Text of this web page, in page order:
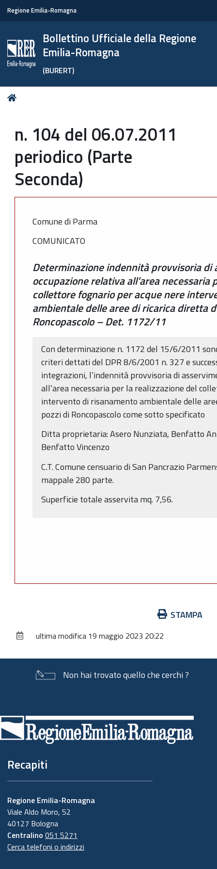
Regione Emilia-Romagna
Bollettino Ufficiale della Regione
Emilia-Romagna
(BURERT)
Tu
n. 104 del 06.07.2011
periodico (Parte
Seconda)
Comune di Parma
COMUNICATO
Determinazione indennità provvisoria di
occupazione relativa all’area necessaria
collettore fognario per acque nere
ambientale delle aree di ricarica diretta
Roncopascolo – Det. 1172/11
Con determinazione n. 1172 del 15/6/2011
criteri dettati del DPR 8/6/2001 n. 327 e
integrazioni, l’indennità provvisoria di
all’area necessaria per la realizzazione del
intervento di risanamento ambientale delle
pozzi di Roncopascolo come sotto specificato
Ditta proprietaria: Asero Nunziata, Benfatto
Benfatto Vincenzo
C.T. Comune censuario di San Pancrazio
mappale 280 parte.
Superficie totale asservita mq. 7,56.
documento
STAMPA
ultima modifica 19 maggio 2023 20:22
Non hai trovato quello che cerchi ?
di
pagina
Recapiti
Regione Emilia-Romagna
Viale Aldo Moro, 52
40127 Bologna
Centralino 051 5271
Cerca telefoni o indirizzi